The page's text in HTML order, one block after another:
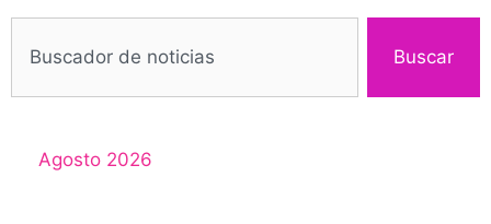
Buscar
Agosto 2026